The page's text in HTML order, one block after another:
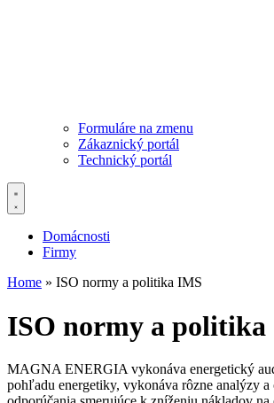
Formuláre na zmenu
Zákaznický portál
Technický portál
Domácnosti
Firmy
Home » ISO normy a politika IMS
ISO normy a politika
MAGNA ENERGIA vykonáva energetický
pohľadu energetiky, vykonáva rôzne analýzy a